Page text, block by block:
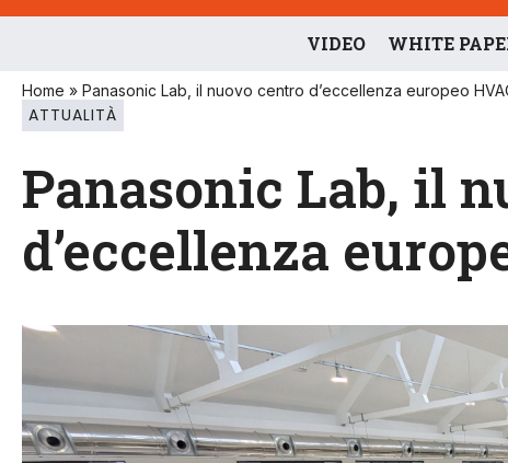
VIDEO WHITE
Home » Panasonic Lab, il nuovo centro d’eccellenza europeo
ATTUALITÀ
Panasonic Lab, il
d’eccellenza